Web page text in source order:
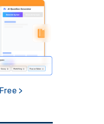
>